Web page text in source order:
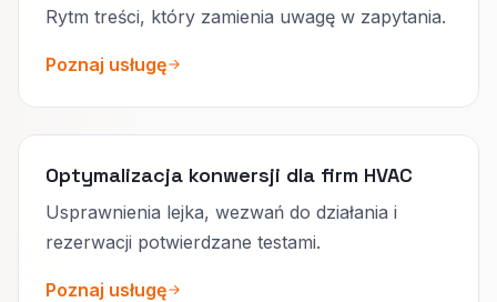
Rytm treści, który zamienia uwagę w zapytania.
Poznaj usługę
Optymalizacja konwersji dla firm HVAC
Usprawnienia lejka, wezwań do działania i
rezerwacji potwierdzane testami.
Poznaj usługę